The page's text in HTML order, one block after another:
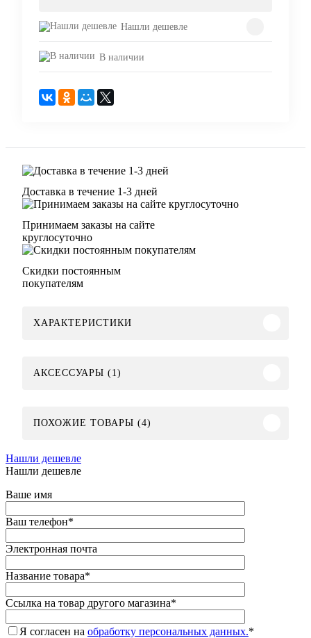
Нашли дешевле
В наличии
Доставка в течение 1-3 дней
Принимаем заказы на сайте
круглосуточно
Скидки постоянным
покупателям
ХАРАКТЕРИСТИКИ
АКСЕССУАРЫ (1)
ПОХОЖИЕ ТОВАРЫ (4)
Нашли дешевле
Нашли дешевле
Ваше имя
Ваш телефон*
Электронная почта
Название товара*
Ссылка на товар другого магазина*
Я согласен на обработку персональных данных.*